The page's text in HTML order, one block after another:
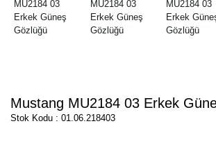
Mustang MU2184 03 Erkek
Stok Kodu : 01.06.218403